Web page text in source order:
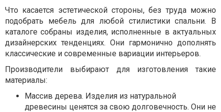
Что касается эстетической стороны, без труда можно
подобрать мебель для любой стилистики спальни. В
каталоге собраны изделия, исполненные в актуальных
дизайнерских тенденциях. Они гармонично дополнять
классические и современные вариации интерьеров.
Производители выбирают для изготовления такие
материалы:
Массив дерева. Изделия из натуральной
древесины ценятся за свою долговечность. Они не